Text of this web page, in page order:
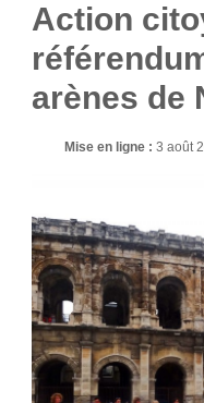
Action
arènes de
Mise en ligne :3 août